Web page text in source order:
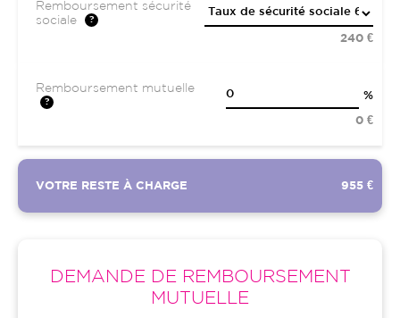
Remboursement sécurité
sociale
240 €
Remboursement mutuelle
%
0 €
VOTRE RESTE À CHARGE 955 €
DEMANDE DE REMBOURSEMENT
MUTUELLE